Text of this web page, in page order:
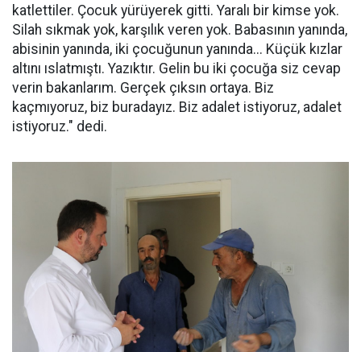
katlettiler. Çocuk yürüyerek gitti. Yaralı bir kimse yok.
Silah sıkmak yok, karşılık veren yok. Babasının yanında,
abisinin yanında, iki çocuğunun yanında... Küçük kızlar
altını ıslatmıştı. Yazıktır. Gelin bu iki çocuğa siz cevap
verin bakanlarım. Gerçek çıksın ortaya. Biz
kaçmıyoruz, biz buradayız. Biz adalet istiyoruz, adalet
istiyoruz." dedi.